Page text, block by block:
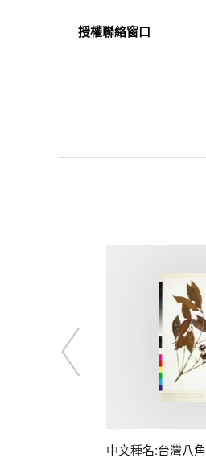
授權聯絡窗口
中文種名:台灣八角